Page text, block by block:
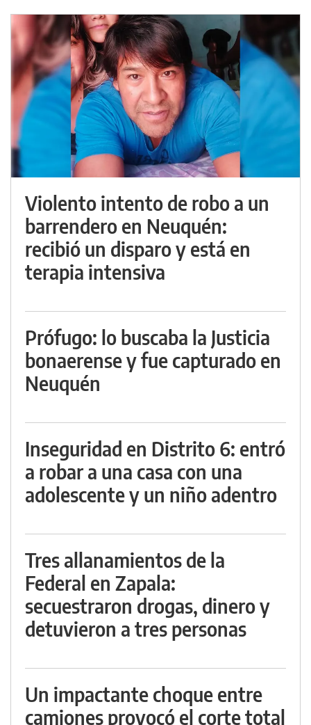
Violento intento de robo a un
barrendero en Neuquén:
recibió un disparo y está en
terapia intensiva
Prófugo: lo buscaba la Justicia
bonaerense y fue capturado en
Neuquén
Inseguridad en Distrito 6: entró
a robar a una casa con una
adolescente y un niño adentro
Tres allanamientos de la
Federal en Zapala:
secuestraron drogas, dinero y
detuvieron a tres personas
Un impactante choque entre
camiones provocó el corte total